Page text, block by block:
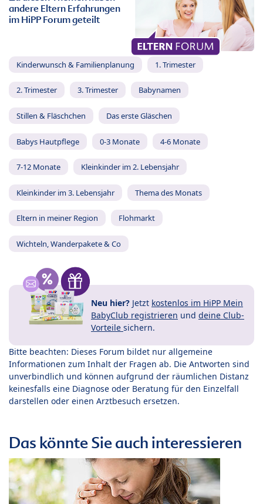
andere Eltern Erfahrungen
im HiPP Forum geteilt
Kinderwunsch & Familienplanung 1. Trimester
2. Trimester 3. Trimester Babynamen
Stillen & Fläschchen Das erste Gläschen
Babys Hautpflege 0-3 Monate 4-6 Monate
7-12 Monate Kleinkinder im 2. Lebensjahr
Kleinkinder im 3. Lebensjahr Thema des Monats
Eltern in meiner Region Flohmarkt
Wichteln, Wanderpakete & Co
Neu hier? Jetzt kostenlos im HiPP Mein
BabyClub registrieren und deine Club-
Vorteile sichern.
Bitte beachten: Dieses Forum bildet nur allgemeine
Informationen zum Inhalt der Fragen ab. Die Antworten sind
unverbindlich und können aufgrund der räumlichen Distanz
keinesfalls eine Diagnose oder Beratung für den Einzelfall
darstellen oder einen Arztbesuch ersetzen.
Das könnte Sie auch interessieren